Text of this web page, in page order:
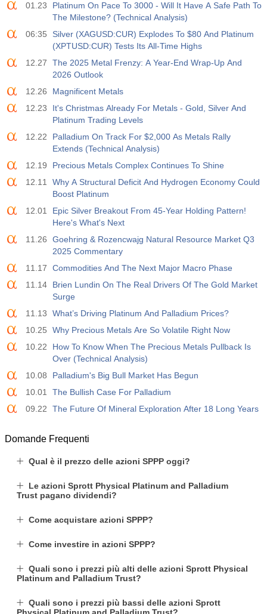
PETROLIFERE STATUNITENSI
Agire
454
Fcst
Prev
451
17:00
Baker Hughes US Total Rig Count
Agire
588
USD
Credito al Consumo Fed m/m
Agire
$​14.17 B
Fcst
$​11.44 B
Prev
Prev
Agire
112.4 K
Fcst
Prev
19:30
CFTC S&amp;P 500 Posizioni Nette Non Commerciali
Agire
-27.3 K
-17.2 K
19:30
Agire
Fcst
01.23
Platinum On Pace To 3000 - Will It Have A Safe Path To
The Milestone? (Technical Analysis)
06:35
Silver (XAGUSD:CUR) Explodes To $80 And Platinum
(XPTUSD:CUR) Tests Its All-Time Highs
12.27
The 2025 Metal Frenzy: A Year-End Wrap-Up And
2026 Outlook
12.26
Magnificent Metals
12.23
It's Christmas Already For Metals - Gold, Silver And
Platinum Trading Levels
12.22
Palladium On Track For $2,000 As Metals Rally
Extends (Technical Analysis)
12.19
Precious Metals Complex Continues To Shine
12.11
Why A Structural Deficit And Hydrogen Economy Could
Boost Platinum
12.01
Epic Silver Breakout From 45-Year Holding Pattern!
Here's What's Next
11.26
Goehring & Rozencwajg Natural Resource Market Q3
2025 Commentary
11.17
Commodities And The Next Major Macro Phase
11.14
Brien Lundin On The Real Drivers Of The Gold Market
Surge
11.13
What’s Driving Platinum And Palladium Prices?
10.25
Why Precious Metals Are So Volatile Right Now
10.22
How To Know When The Precious Metals Pullback Is
Over (Technical Analysis)
10.08
Palladium's Big Bull Market Has Begun
10.01
The Bullish Case For Palladium
09.22
The Future Of Mineral Exploration After 18 Long Years
Domande Frequenti
Qual è il prezzo delle azioni SPPP oggi?
Le azioni Sprott Physical Platinum and Palladium
Trust pagano dividendi?
Come acquistare azioni SPPP?
Come investire in azioni SPPP?
Quali sono i prezzi più alti delle azioni Sprott Physical
Platinum and Palladium Trust?
Quali sono i prezzi più bassi delle azioni Sprott